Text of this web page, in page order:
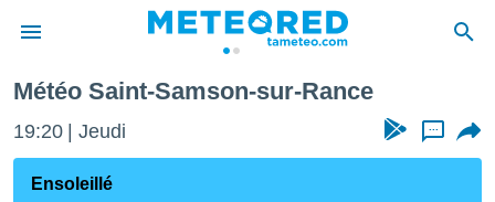
de
Météo Saint-Samson-sur-Rance
19:20 Jeudi ...
Ensoleillé